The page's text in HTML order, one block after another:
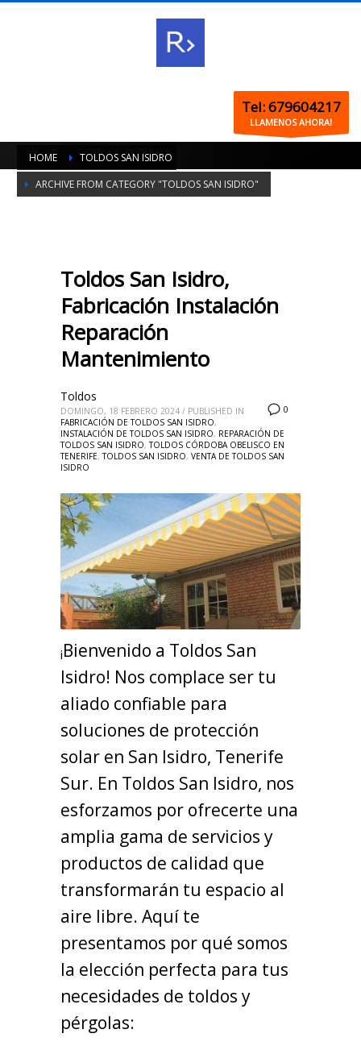
Tel: 679604217
LLAMENOS AHORA!
HOME
TOLDOS SAN ISIDRO
ARCHIVE FROM CATEGORY "TOLDOS SAN ISIDRO"
Toldos San Isidro,
Fabricación Instalación
Reparación
Mantenimiento
0
Toldos
DOMINGO, 18 FEBRERO 2024 / PUBLISHED IN
FABRICACIÓN DE TOLDOS SAN ISIDRO,
INSTALACIÓN DE TOLDOS SAN ISIDRO, REPARACIÓN DE
TOLDOS SAN ISIDRO,TOLDOS CÓRDOBA OBELISCO EN
TENERIFE,TOLDOS SAN ISIDRO, VENTA DE TOLDOS SAN
ISIDRO
¡Bienvenido a Toldos San
Isidro! Nos complace ser tu
aliado confiable para
soluciones de protección
solar en San Isidro, Tenerife
Sur. En Toldos San Isidro, nos
esforzamos por ofrecerte una
amplia gama de servicios y
productos de calidad que
transformarán tu espacio al
aire libre. Aquí te
presentamos por qué somos
la elección perfecta para tus
necesidades de toldos y
pérgolas: